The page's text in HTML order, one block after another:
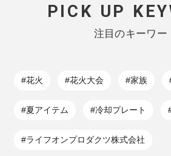
PICK UP
注目のキーワー
#花火 #花火大会 #家族
#夏アイテム #冷却プレート
#ライフオンプロダクツ株式会社